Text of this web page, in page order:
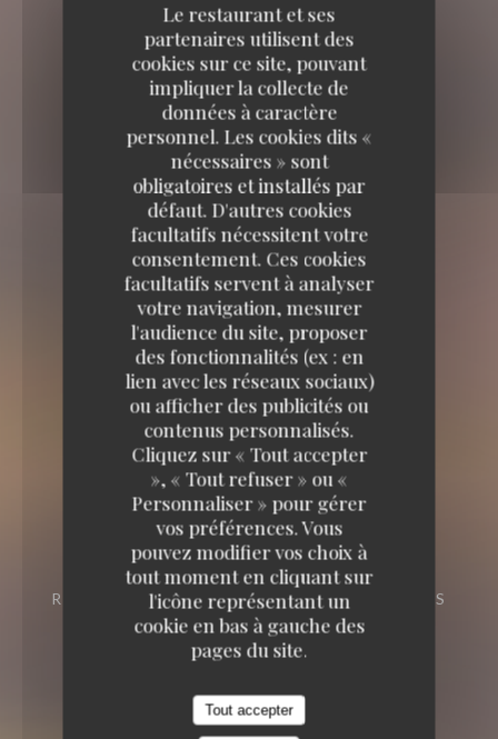
Le restaurant et ses
partenaires utilisent des
cookies sur ce site, pouvant
impliquer la collecte de
données à caractère
personnel. Les cookies dits «
nécessaires » sont
obligatoires et installés par
défaut. D'autres cookies
facultatifs nécessitent votre
consentement. Ces cookies
facultatifs servent à analyser
votre navigation, mesurer
l'audience du site, proposer
des fonctionnalités (ex : en
lien avec les réseaux sociaux)
ou afficher des publicités ou
contenus personnalisés.
Cliquez sur « Tout accepter
», « Tout refuser » ou «
Personnaliser » pour gérer
vos préférences. Vous
pouvez modifier vos choix à
tout moment en cliquant sur
l'icône représentant un
cookie en bas à gauche des
pages du site.
Tout accepter
RESTAURANT
5 AVENUE DES VENDANGES
34510 FLORENSAC